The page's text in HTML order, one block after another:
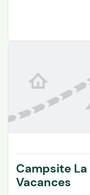
Campsite
Vacances